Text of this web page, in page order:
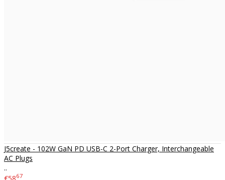
J5create - 102W GaN PD USB-C 2-Port Charger, Interchangeable
AC Plugs
..
67